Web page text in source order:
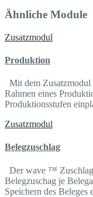
Ähnliche Module
Zusatzmodul
Produktion
Mit dem
Rahmen eines
Produktionsstufen
Zusatzmodul
Belegzuschlag
Der wave ™
Belegzuschag je
Speichern des Beleges